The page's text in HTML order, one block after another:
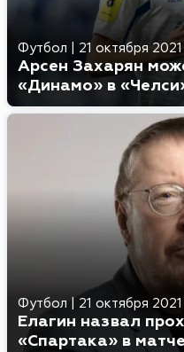
Футбол 21 октября 2021
Арсен Захарян
«Динамо» в
Футбол 21 октября 2021
Елагин назвал
«Спартака» в